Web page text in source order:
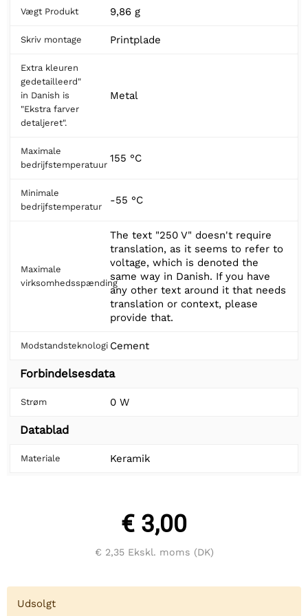
Vægt Produkt 9,86 g
Skriv montage Printplade
Extra kleuren
gedetailleerd"
in Danish is
"Ekstra farver
detaljeret".
Metal
Maximale
bedrijfstemperatuur
155 °C
Minimale
bedrijfstemperatur
-55 °C
Maximale
virksomhedsspænding
The text "250 V" doesn't require
translation, as it seems to refer to
voltage, which is denoted the
same way in Danish. If you have
any other text around it that needs
translation or context, please
provide that.
Modstandsteknologi Cement
Forbindelsesdata
Strøm 0 W
Datablad
Materiale Keramik
€ 3,00
€ 2,35Ekskl. moms (DK)
Udsolgt